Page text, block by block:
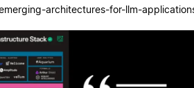
architectures-for-llm-